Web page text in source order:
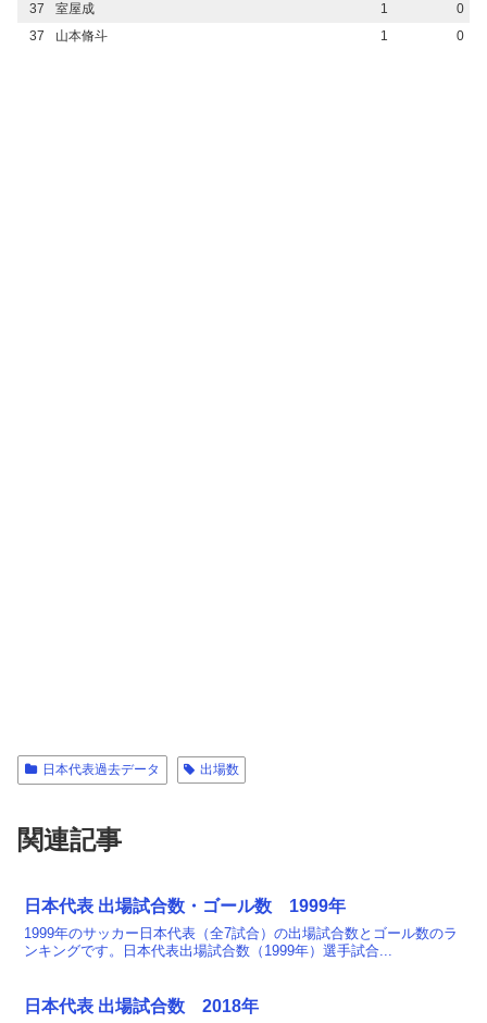
37
室屋成 1
0
37
山本脩斗 1 0
日本代表過去データ 出場数
関連記事
日本代表 出場試合数・ゴール数 1999年
1999年のサッカー日本代表（全7試合）の出場試合数とゴール数のラ
ンキングです。日本代表出場試合数（1999年）選手試合...
日本代表 出場試合数 2018年